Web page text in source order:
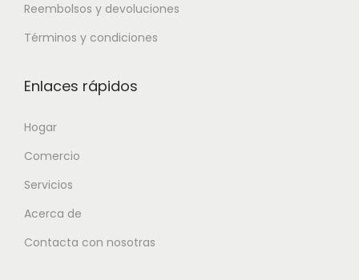
Reembolsos y devoluciones
Términos y condiciones
Enlaces rápidos
Hogar
Comercio
Servicios
Acerca de
Contacta con nosotras